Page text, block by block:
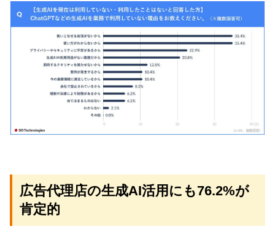
広告代理店の生成AI活用にも76.2%が
肯定的